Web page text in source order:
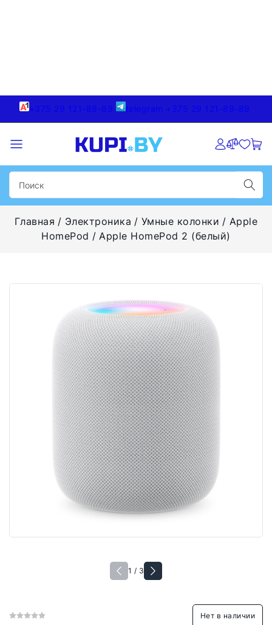
+375 29 121-89-89 telegram +375 29 121-89-89
Главная Электроника Умные колонки
Apple
HomePod
Apple HomePod 2 (белый)
1 / 3
Нет в наличии